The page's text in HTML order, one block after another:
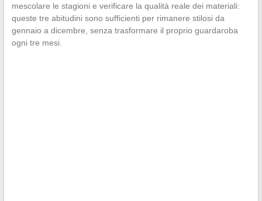
mescolare le stagioni e verificare la qualità reale dei materiali:
queste tre abitudini sono sufficienti per rimanere stilosi da
gennaio a dicembre, senza trasformare il proprio guardaroba
ogni tre mesi.